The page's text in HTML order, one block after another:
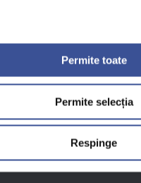
Permite toate
Permite selecția
Respinge
tot ce presupune a fi...